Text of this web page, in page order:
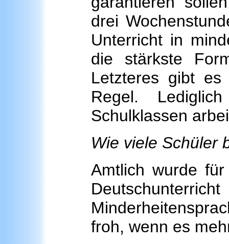
drei
Unterricht in
die stärkste
Letzteres gibt
Regel.
Schulklassen
Wie viele Schüler
Amtlich wurde
froh, wenn es